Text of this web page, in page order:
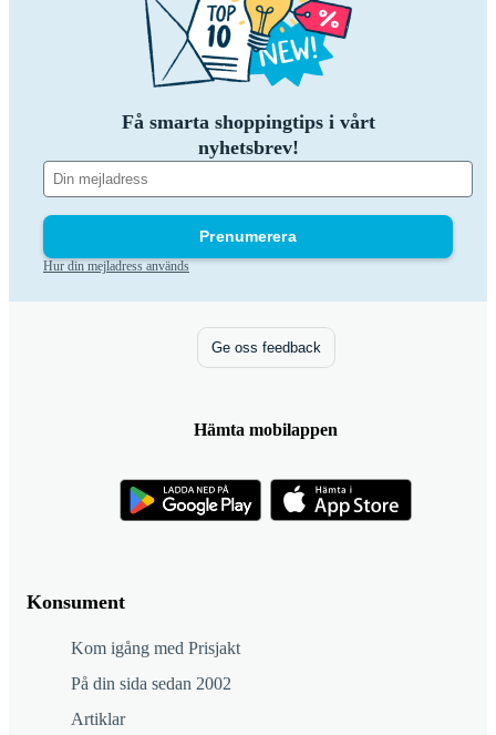
Få smarta shoppingtips i vårt
nyhetsbrev!
Prenumerera
Hur din mejladress används
Konsument
Kom igång med Prisjakt
På din sida sedan 2002
Artiklar
Ge oss feedback
Hämta mobilappen